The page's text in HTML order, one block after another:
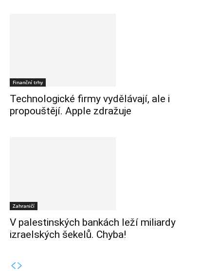
Finanční trhy
Technologické firmy vydělávají, ale i
propouštějí. Apple zdražuje
Zahraničí
V palestinských bankách leží miliardy
izraelských šekelů. Chyba!